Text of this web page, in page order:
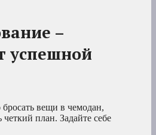
–
успешной
вещи в чемодан,
четкий план. Задайте себе